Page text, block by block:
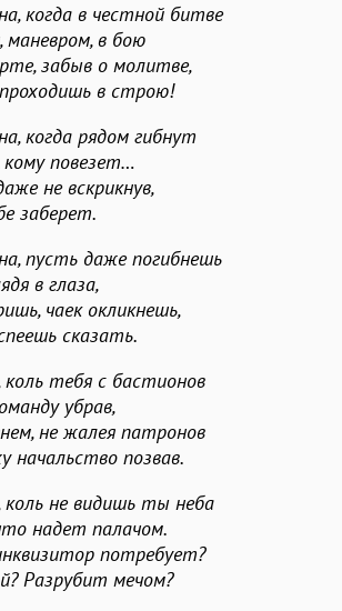
когда в честной битве
маневром, в бою
забыв о молитве,
в строю!
когда рядом гибнут
кому повезет…
не вскрикнув,
заберет.
пусть даже погибнешь
в глаза,
чаек окликнешь,
сказать.
тебя с бастионов
убрав,
не жалея патронов
начальство позвав.
не видишь ты неба
надет палачом.
потребует?
Разрубит мечом?